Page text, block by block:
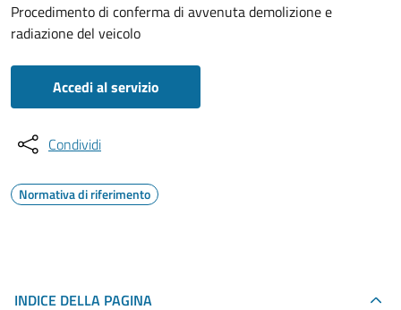
Procedimento di conferma di avvenuta demolizione e
radiazione del veicolo
Accedi al servizio
Condividi
Normativa di riferimento
INDICE DELLA PAGINA